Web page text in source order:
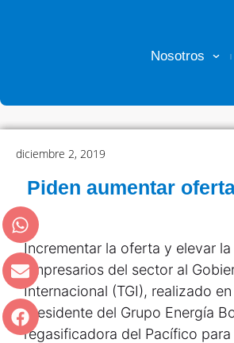
Nosotros
diciembre 2, 2019
Piden aumentar
Incrementar la oferta y elevar
empresarios del sector al
Internacional (TGI), realizado
presidente del Grupo Energía
regasificadora del Pacífico